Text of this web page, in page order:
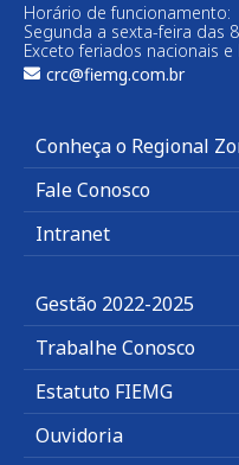
Horário de funcionamento:
Segunda a sexta-feira das
Exceto feriados nacionais e
crc@fiemg.com.br
Conheça o Regional
Fale Conosco
Intranet
Gestão 2022-2025
Trabalhe Conosco
Estatuto FIEMG
Ouvidoria